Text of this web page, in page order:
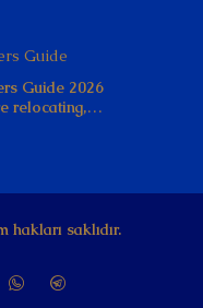
Guide
Guide 2026
relocating,…
saklıdır.